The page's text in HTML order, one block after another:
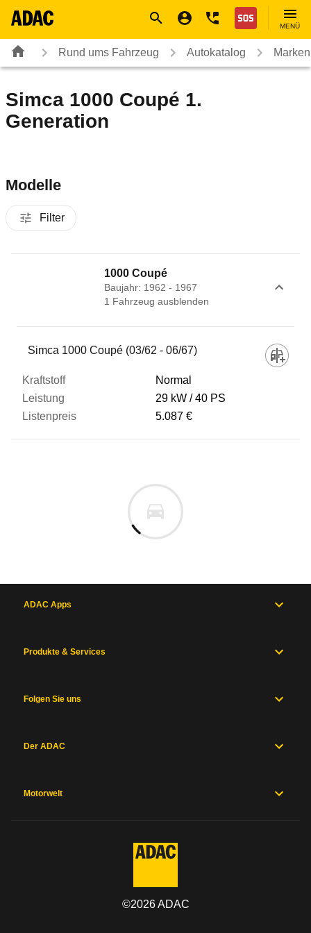
Nothilfe
MENÜ
Rund ums Fahrzeug Autokatalog
Simca 1000 Coupé 1.
Generation
Modelle
Filter
1000 Coupé
Baujahr: 1962 - 1967
1 Fahrzeug ausblenden
Fahrzeug
Kraftstoff
Leistung
Zum Vergleich hinzufügen
Simca 1000 Coupé (03/62 - 06/67)
Normal
29 kW
40 PS
5.087 €
ADAC Apps
Produkte & Services
Folgen Sie uns
Der ADAC
Motorwelt
©2026ADAC